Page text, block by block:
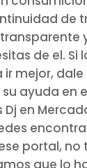
de
de el. Si
ir mejor,
ayuda en
Dj en
portal, no
que lo